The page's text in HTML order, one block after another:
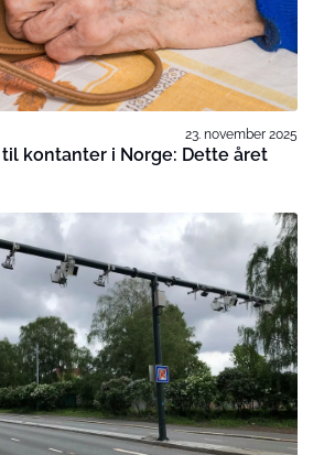
23. november 2025
kontanter i Norge: Dette året